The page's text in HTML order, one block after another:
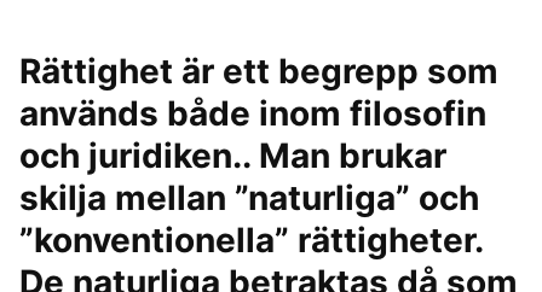
Rättighet är ett begrepp som
används både inom filosofin
och juridiken.. Man brukar
skilja mellan ”naturliga” och
”konventionella” rättigheter.
De naturliga betraktas då som